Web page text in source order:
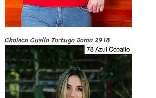
Chaleco Cuello Tortuga Dama 2918